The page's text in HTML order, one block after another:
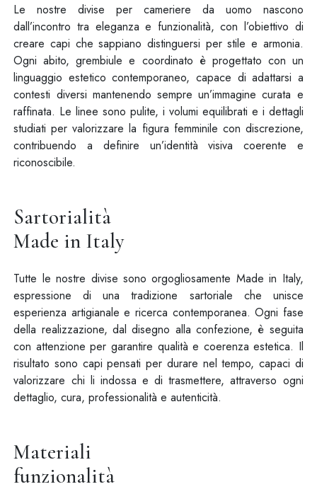
Le nostre divise per cameriere da uomo nascono
dall’incontro tra eleganza e funzionalità, con l’obiettivo di
creare capi che sappiano distinguersi per stile e armonia.
Ogni abito, grembiule e coordinato è progettato con un
linguaggio estetico contemporaneo, capace di adattarsi a
contesti diversi mantenendo sempre un’immagine curata e
raffinata. Le linee sono pulite, i volumi equilibrati e i dettagli
studiati per valorizzare la figura femminile con discrezione,
contribuendo a definire un’identità visiva coerente e
riconoscibile.
Sartorialità
Made in Italy
Tutte le nostre divise sono orgogliosamente Made in Italy,
espressione di una tradizione sartoriale che unisce
esperienza artigianale e ricerca contemporanea. Ogni fase
della realizzazione, dal disegno alla confezione, è seguita
con attenzione per garantire qualità e coerenza estetica. Il
risultato sono capi pensati per durare nel tempo, capaci di
valorizzare chi li indossa e di trasmettere, attraverso ogni
dettaglio, cura, professionalità e autenticità.
Materiali
funzionalità